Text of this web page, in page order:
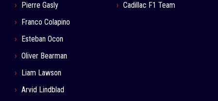
Pierre Gasly
Franco Colapino
Esteban Ocon
Oliver Bearman
Liam Lawson
Arvid Lindblad
Cadillac F1 Team